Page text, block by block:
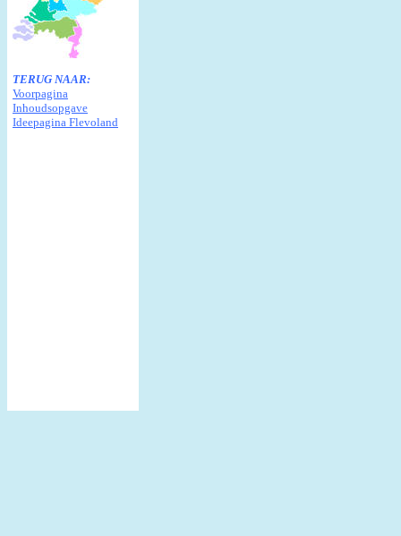
TERUG NAAR:
Voorpagina
Inhoudsopgave
Ideepagina Flevoland